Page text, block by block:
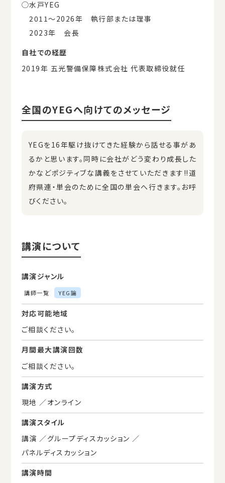
◯水戸YEG
2011〜2026年 執行部または理事
2023年 会長
自社での経歴
2019年 五光警備保障株式会社 代表取締役就任
全国のYEGへ向けてのメッセージ
YEGを16年駆け抜けてきた経験から話せる事があ
るかと思います。同時に会社がどう変わり成長した
かなどポジティブな講義をさせていただきます‼︎道
府県連・単会のために全国の単会へ行きます。お呼
びください。
講演について
講演ジャンル
講師一覧 YEG論
対応可能地域
ご相談ください。
月間最大講演回数
ご相談ください。
講演方式
現地
オンライン
講演スタイル
講演
グループディスカッション
パネルディスカッション
講演時間